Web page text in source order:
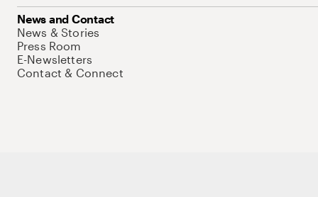
News and Contact
News & Stories
Press Room
E-Newsletters
Contact & Connect